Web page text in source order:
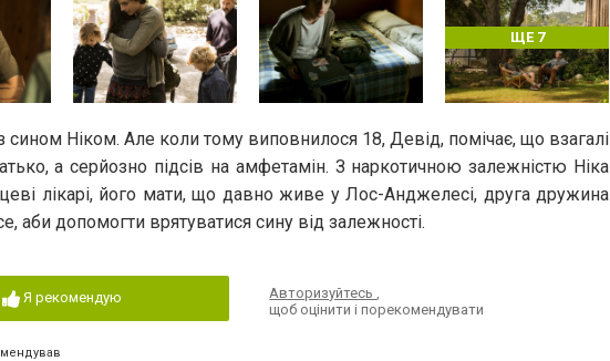
ЩЕ 7
Ніком. Але коли тому виповнилося 18, Девід, помічає, що взагалі
а серйозно підсів на амфетамін. З наркотичною залежністю Ніка
лікарі, його мати, що давно живе у Лос-Анджелесі, друга дружина
аби допомогти врятуватися сину від залежності.
Я рекомендую Авторизуйтесь,
щоб оцінити і порекомендувати